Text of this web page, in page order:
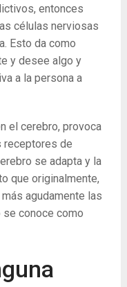
entonces
células nerviosas
Esto da como
y desee algo y
a la persona a
el cerebro, provoca
receptores de
se adapta y la
que originalmente,
agudamente las
se conoce como